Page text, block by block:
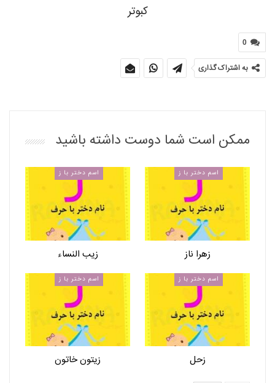
کبوتر
0
به اشتراک گذاری
ممکن است شما دوست داشته باشید
اسم دختر با ز
زهرا ناز
اسم دختر با ز
زیب النساء
اسم دختر با ز
زحل
اسم دختر با ز
زیتون خاتون